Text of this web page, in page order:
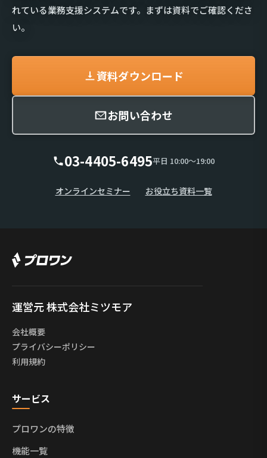
れている業務支援システムです。まずは資料でご確認くださ
い。
資料ダウンロード
お問い合わせ
03-4405-6495平日 10:00〜19:00
オンラインセミナー お役立ち資料一覧
運営元 株式会社ミツモア
会社概要
プライバシーポリシー
利用規約
サービス
プロワンの特徴
機能一覧